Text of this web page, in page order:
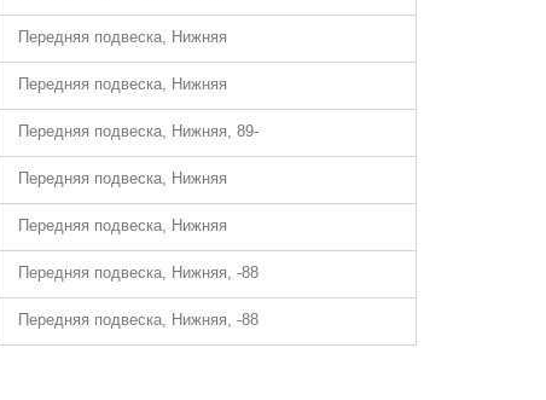
Передняя подвеска, Нижняя
Передняя подвеска, Нижняя
Передняя подвеска, Нижняя, 89-
Передняя подвеска, Нижняя
Передняя подвеска, Нижняя
Передняя подвеска, Нижняя, -88
Передняя подвеска, Нижняя, -88